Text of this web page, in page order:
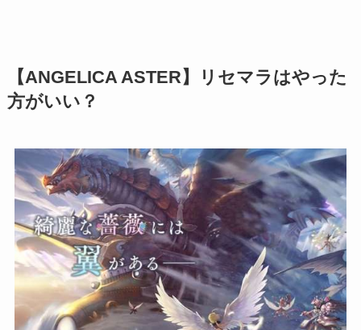
【ANGELICA ASTER】リセマラはやった
方がいい？